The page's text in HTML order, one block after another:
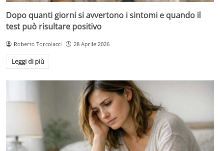
Dopo quanti giorni si avvertono i sintomi e quando il
test può risultare positivo
Roberto Torcolacci 28 Aprile 2026
Leggi di più